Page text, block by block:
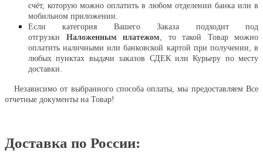
счёт, которую можно оплатить в любом отделении банка или в
мобильном приложении.
Если категория Вашего Заказа подходит под
отгрузки Наложенным платежом , то такой Товар можно
оплатить наличными или банковской картой при получении, в
любых пунктах выдачи заказов СДЕК или Курьеру по месту
доставки.
Независимо от выбранного способа оплаты, мы предоставляем Все
отчетные документы на Товар!
Доставка по России: